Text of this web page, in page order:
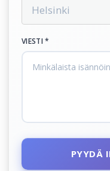
VIESTI *
PYYDÄ